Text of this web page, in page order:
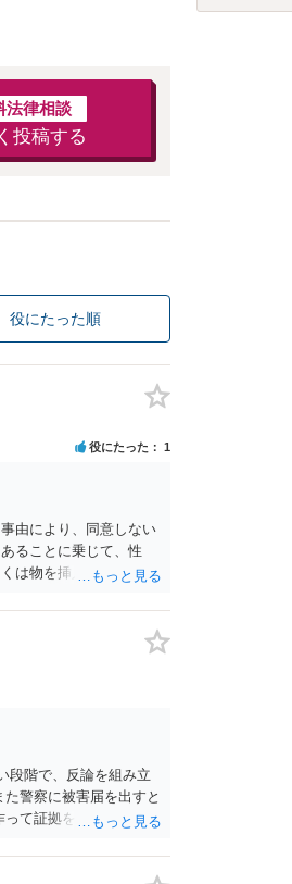
法律相談
投稿する
役にたった順
役にたった 1
由により、同意しない
ることに乗じて、性
は物を挿入する行為で
又は事由その他これら
ことが困難な状態にさ
れらの影響があるこ
、表明し若しくは全う
段階で、反論を組み立
警察に被害届を出すと
て証拠をそろえて出す